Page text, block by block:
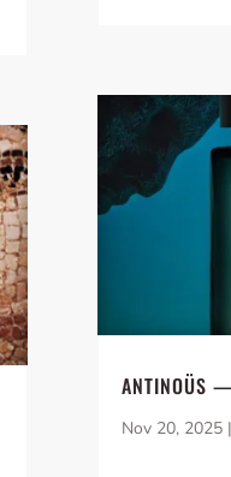
ANTINOÜS
Nov 20, 2025|